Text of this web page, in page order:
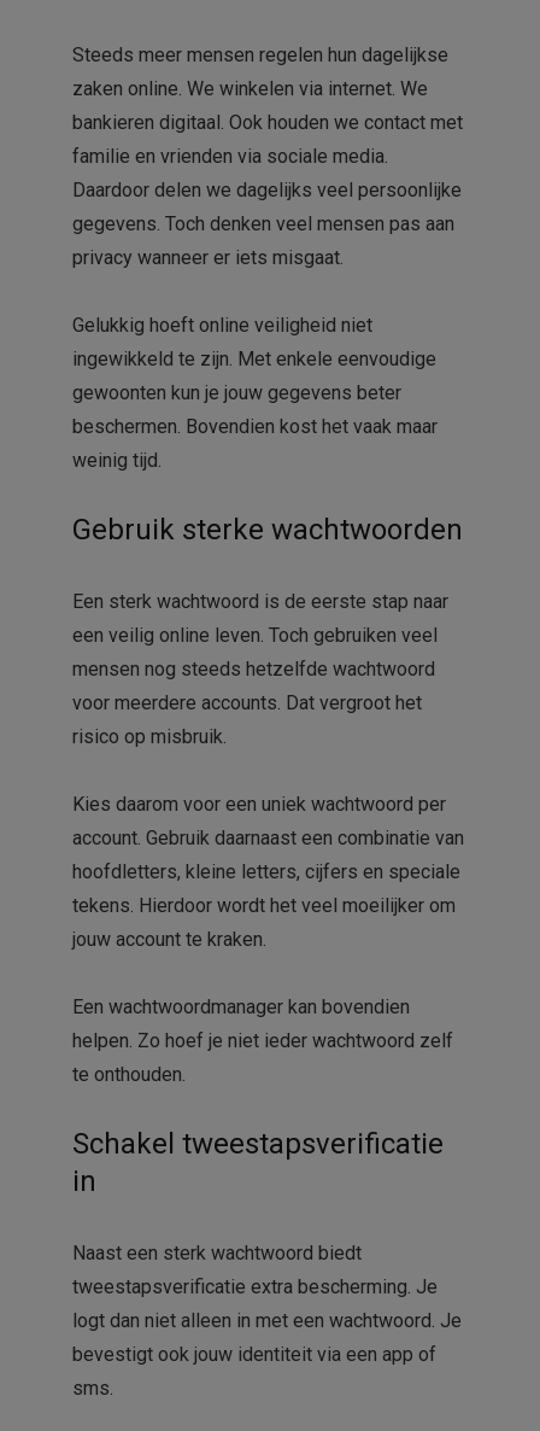
Steeds meer mensen regelen hun dagelijkse
zaken online. We winkelen via internet. We
bankieren digitaal. Ook houden we contact met
familie en vrienden via sociale media.
Daardoor delen we dagelijks veel persoonlijke
gegevens. Toch denken veel mensen pas aan
privacy wanneer er iets misgaat.
Gelukkig hoeft online veiligheid niet
ingewikkeld te zijn. Met enkele eenvoudige
gewoonten kun je jouw gegevens beter
beschermen. Bovendien kost het vaak maar
weinig tijd.
Gebruik sterke wachtwoorden
Een sterk wachtwoord is de eerste stap naar
een veilig online leven. Toch gebruiken veel
mensen nog steeds hetzelfde wachtwoord
voor meerdere accounts. Dat vergroot het
risico op misbruik.
Kies daarom voor een uniek wachtwoord per
account. Gebruik daarnaast een combinatie van
hoofdletters, kleine letters, cijfers en speciale
tekens. Hierdoor wordt het veel moeilijker om
jouw account te kraken.
Een wachtwoordmanager kan bovendien
helpen. Zo hoef je niet ieder wachtwoord zelf
te onthouden.
Schakel tweestapsverificatie
in
Naast een sterk wachtwoord biedt
tweestapsverificatie extra bescherming. Je
logt dan niet alleen in met een wachtwoord. Je
bevestigt ook jouw identiteit via een app of
sms.